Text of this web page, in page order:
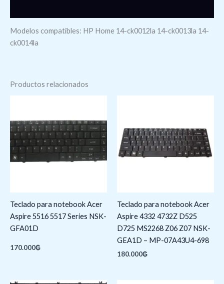
Modelos compatibles: HP Home 14-ck0012la 14-ck0013la 14-
ck0014la
Productos relacionados
Teclado para notebook Acer
Aspire 5516 5517 Series NSK-
GFA01D
170.000₲
Teclado para notebook Acer
Aspire 4332 4732Z D525
D725 MS2268 Z06 Z07 NSK-
GEA1D – MP-07A43U4-698
180.000₲